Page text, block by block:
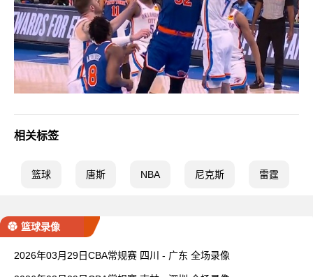
相关标签
篮球 唐斯 NBA 尼克斯 雷霆
篮球录像
2026年03月29日CBA常规赛 四川 - 广东 全场录像